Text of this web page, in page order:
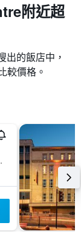
附近超
出的飯店中，
較價格。
, 英國